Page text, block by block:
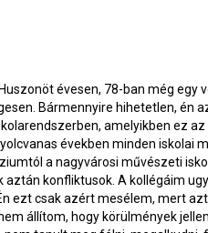
évesen, 78-ban még egy
Bármennyire hihetetlen, én
amelyikben ez
években minden iskolai
a nagyvárosi művészeti
konfliktusok. A kollégáim
ezt csak azért mesélem, mert
állítom, hogy körülmények